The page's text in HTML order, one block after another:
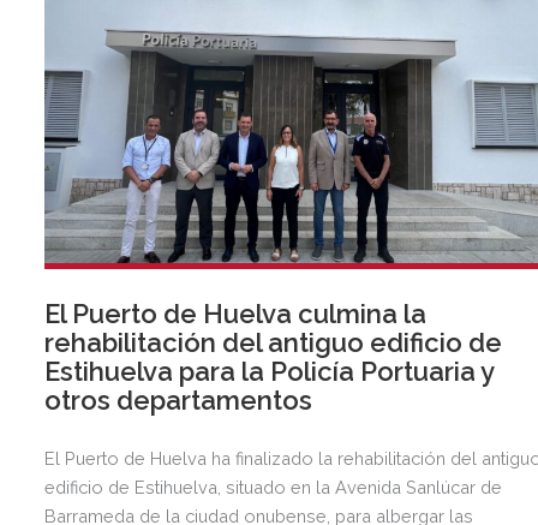
El Puerto de Huelva culmina la
rehabilitación del antiguo edificio de
Estihuelva para la Policía Portuaria y
otros departamentos
El Puerto de Huelva ha finalizado la rehabilitación del
edificio de Estihuelva, situado en la Avenida Sanlúcar de
Barrameda de la ciudad onubense, para albergar las